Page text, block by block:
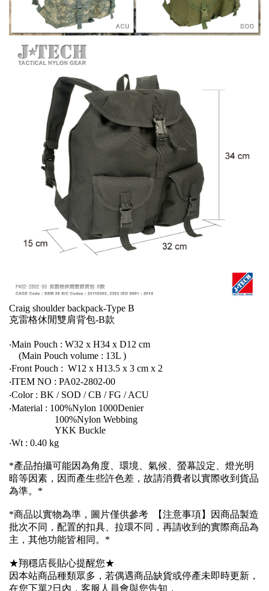
Craig shoulder backpack-Type B
克雷格休閒雙肩背包-B款
‧Main Pouch : W32 x H34 x D12 cm
(Main Pouch volume : 13L )
‧Front Pouch : W12 x H13.5 x 3 cm x 2
‧ITEM NO : PA02-2802-00
‧Color : BK / SOD / CB / FG / ACU
‧Material : 100%Nylon 1000Denier
100%Nylon Webbing
YKK Buckle
‧Wt : 0.40 kg
*產品拍攝可能因為角度、環境、氣候、螢幕設定、燈光明
暗等因素，因而產生些許色差，故請消費者以實際收到貨品
為準。*
*商品以實物為準，圖片僅供參考 【注意事項】因商品製造
批次不同，配置的扣具、拉環不同，再請收到的實際商品為
主，其他功能皆相同。*
★翔穩店長貼心提醒您★
因本站商品種類眾多，若偶遇商品缺貨或停產未即時更新，
在您下單2日內，客服人員會與您告知，